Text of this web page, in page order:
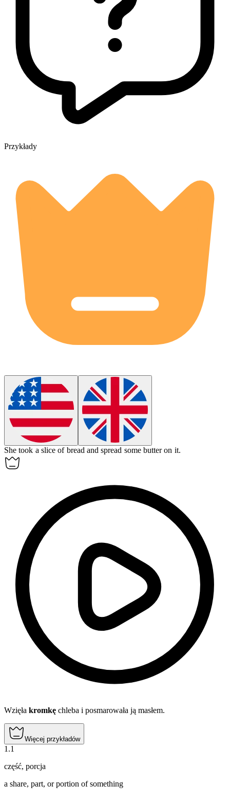
Przykłady
She took a slice of bread and spread some butter on it.
Wzięła kromkę chleba i posmarowała ją masłem.
Więcej przykładów
1 .1
część, porcja
a share, part, or portion of something